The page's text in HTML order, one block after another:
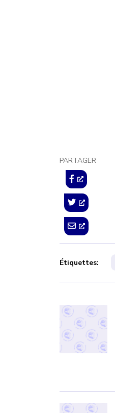
PARTAGER
Étiquettes: